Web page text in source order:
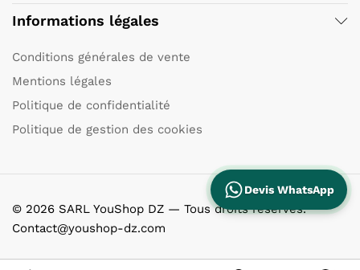
Informations légales
Conditions générales de vente
Mentions légales
Politique de confidentialité
Politique de gestion des cookies
© 2026 SARL YouShop DZ — Tous droits réservés.
Contact@youshop-dz.com
Devis WhatsApp